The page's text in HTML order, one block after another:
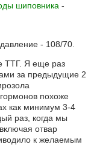
шиповника -
- 108/70.
ТТГ. Я еще раз
за предыдущие 2
похоже
как минимум 3-4
раз, когда мы
отвар
к желаемым